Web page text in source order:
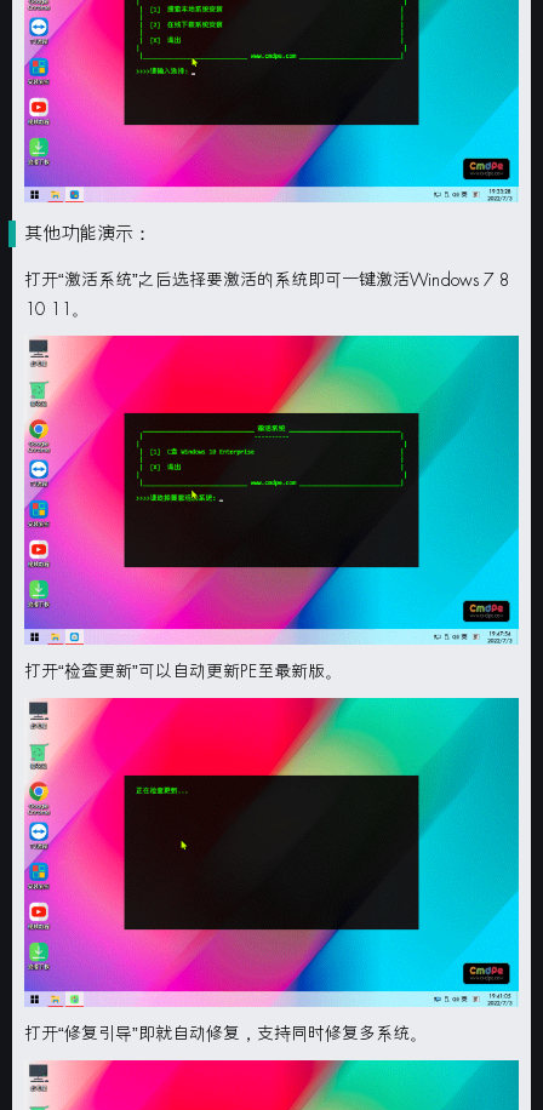
其他功能演示：
打开“激活系统”之后选择要激活的系统即可一键激活Windows 7 8
10 11 。
打开“检查更新”可以自动更新PE至最新版。
打开“修复引导”即就自动修复，支持同时修复多系统。